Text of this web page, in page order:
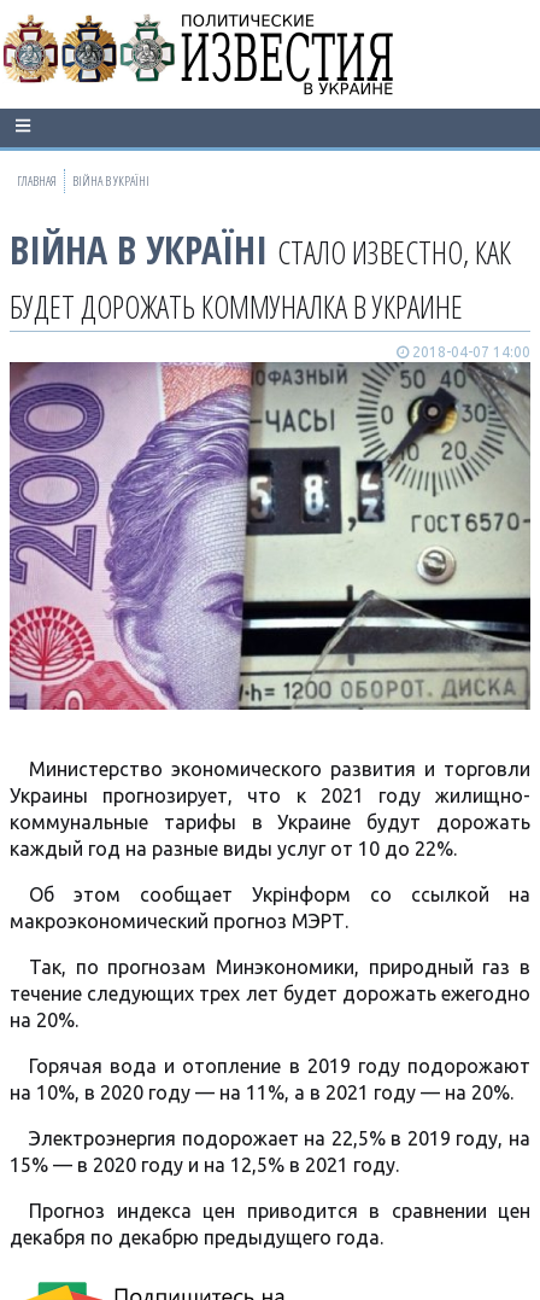
ГЛАВНАЯ ВІЙНА В УКРАЇНІ
ВІЙНА В УКРАЇНІ СТАЛО ИЗВЕСТНО, КАК
БУДЕТ ДОРОЖАТЬ КОММУНАЛКА В УКРАИНЕ
2018-04-07 14:00
Министерство экономического развития и торговли
Украины прогнозирует, что к 2021 году жилищно-
коммунальные тарифы в Украине будут дорожать
каждый год на разные виды услуг от 10 до 22%.
Об этом сообщает Укрінформ со ссылкой на
макроэкономический прогноз МЭРТ.
Так, по прогнозам Минэкономики, природный газ в
течение следующих трех лет будет дорожать ежегодно
на 20%.
Горячая вода и отопление в 2019 году подорожают
на 10%, в 2020 году — на 11%, а в 2021 году — на 20%.
Электроэнергия подорожает на 22,5% в 2019 году, на
15% — в 2020 году и на 12,5% в 2021 году.
Прогноз индекса цен приводится в сравнении цен
декабря по декабрю предыдущего года.